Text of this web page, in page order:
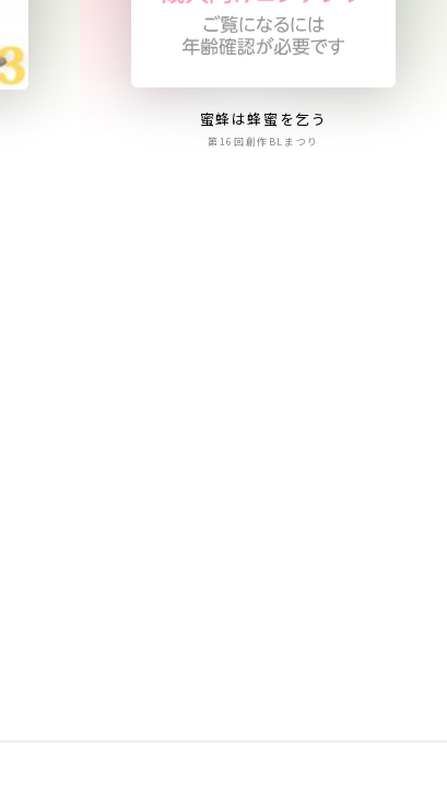
蜜蜂は蜂蜜を乞う
第16回創作BLまつり